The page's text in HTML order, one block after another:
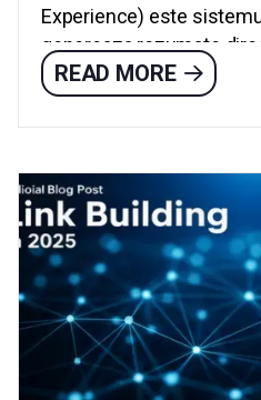
Experience) este
genereaza rezumate
READ MORE